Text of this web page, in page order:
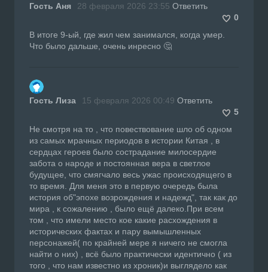
Гость Аня 28 февраля 2026 23:55 Ответить
0
В итоге 9-ый, где жил чем занимался, когда умер.
Что было дальше, очень инресно 🤔
Гость Лиза 15 февраля 2026 00:49 Ответить
5
Не смотря на то , что повествование шло об одном
из самых мрачных периодов в истории Китая , в
сердцах героев было сострадание милосердие
забота о народе и постоянная вера в светлое
будущее, что смягчало весь ужас происходящего в
то время. Для меня это в первую очередь была
история об"эпохе возрождения и надежд", так как до
мира , к сожалению , было ещё далеко.При всем
том , что имели место кое какие расхождения в
исторических фактах и пару вымышленных
персонажей( по крайней мере я ничего не смогла
найти о них) , всё было практически идентично ( из
того , что нам известно из хроник)и выглядело как